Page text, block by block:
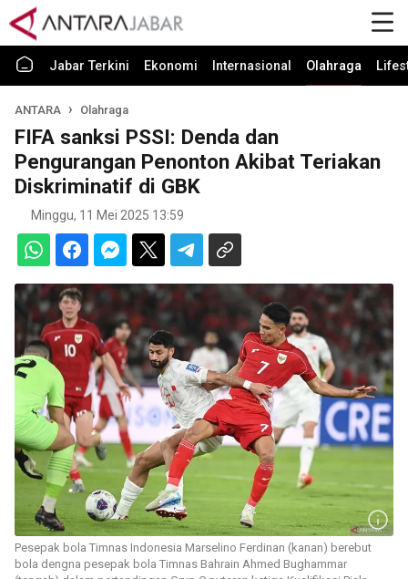
Jabar Terkini Ekonomi Internasional Olahraga
ANTARA Olahraga
FIFA sanksi PSSI: Denda dan
Pengurangan Penonton Akibat Teriakan
Diskriminatif di GBK
Minggu, 11 Mei 2025 13:59
Pesepak bola Timnas Indonesia Marselino Ferdinan (kanan) berebut
bola dengna pesepak bola Timnas Bahrain Ahmed Bughammar